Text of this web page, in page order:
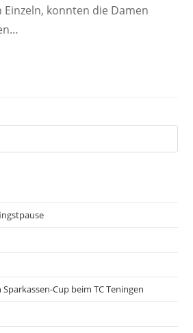
Einzeln, konnten die Damen
Cup beim TC Teningen